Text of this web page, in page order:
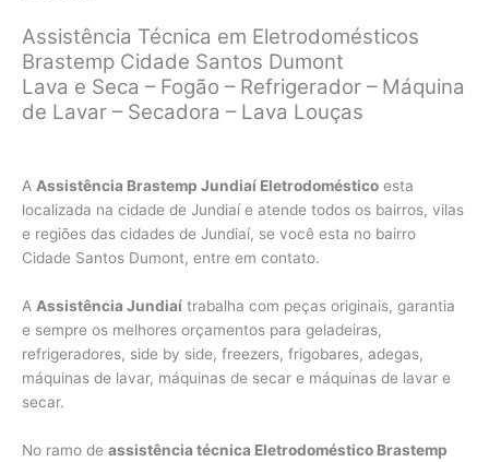
Assistência Técnica em Eletrodomésticos
Brastemp Cidade Santos Dumont
Lava e Seca – Fogão – Refrigerador – Máquina
de Lavar – Secadora – Lava Louças
A Assistência Brastemp Jundiaí Eletrodoméstico esta
localizada na cidade de Jundiaí e atende todos os bairros, vilas
e regiões das cidades de Jundiaí, se você esta no bairro
Cidade Santos Dumont, entre em contato.
A Assistência Jundiaí trabalha com peças originais, garantia
e sempre os melhores orçamentos para geladeiras,
refrigeradores, side by side, freezers, frigobares, adegas,
máquinas de lavar, máquinas de secar e máquinas de lavar e
secar.
No ramo de assistência técnica Eletrodoméstico Brastemp